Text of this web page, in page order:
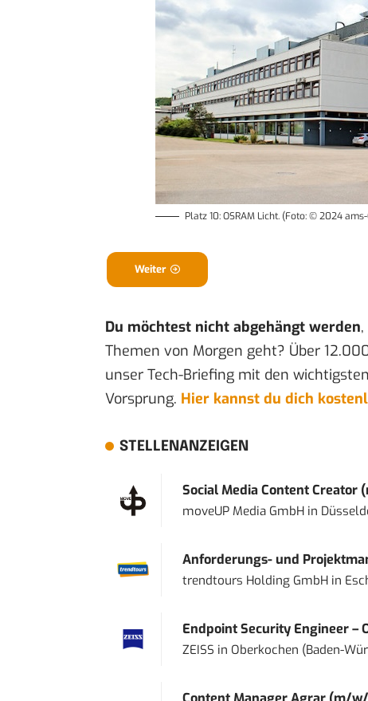
Platz 10: OSRAM Licht. (Foto: © 2024 ams-
Weiter
Du möchtest nicht abgehängt werden
Themen von Morgen geht? Über
unser Tech-Briefing mit den
Vorsprung. Hier kannst du dich
STELLENANZEIGEN
Social Media Content Creator
moveUP Media GmbHin
Anforderungs- und
trendtours Holding GmbHin
Endpoint Security Engineer –
ZEISS in Oberkochen (Baden-